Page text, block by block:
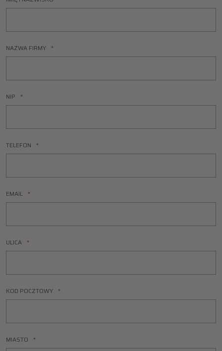
NAZWA FIRMY
NIP
TELEFON
EMAIL
ULICA
KOD POCZTOWY
MIASTO